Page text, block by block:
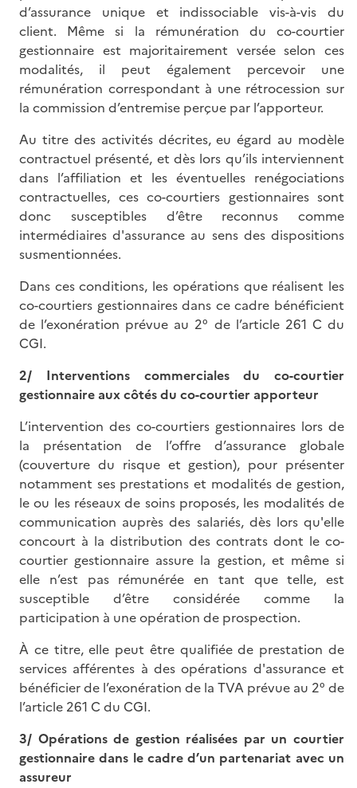
d’assurance unique et indissociable vis-à-vis du
client. Même si la rémunération du co-courtier
gestionnaire est majoritairement versée selon ces
modalités, il peut également percevoir une
rémunération correspondant à une rétrocession sur
la commission d’entremise perçue par l’apporteur.
Au titre des activités décrites, eu égard au modèle
contractuel présenté, et dès lors qu’ils interviennent
dans l’affiliation et les éventuelles renégociations
contractuelles, ces co-courtiers gestionnaires sont
donc susceptibles d’être reconnus comme
intermédiaires d'assurance au sens des dispositions
susmentionnées.
Dans ces conditions, les opérations que réalisent les
co-courtiers gestionnaires dans ce cadre bénéficient
de l’exonération prévue au 2° de l’article 261 C du
CGI.
2/ Interventions commerciales du co-courtier
gestionnaire aux côtés du co-courtier apporteur
L’intervention des co-courtiers gestionnaires lors de
la présentation de l’offre d’assurance globale
(couverture du risque et gestion), pour présenter
notamment ses prestations et modalités de gestion,
le ou les réseaux de soins proposés, les modalités de
communication auprès des salariés, dès lors qu'elle
concourt à la distribution des contrats dont le co-
courtier gestionnaire assure la gestion, et même si
elle n’est pas rémunérée en tant que telle, est
susceptible d’être considérée comme la
participation à une opération de prospection.
À ce titre, elle peut être qualifiée de prestation de
services afférentes à des opérations d'assurance et
bénéficier de l’exonération de la TVA prévue au 2° de
l’article 261 C du CGI.
3/ Opérations de gestion réalisées par un courtier
gestionnaire dans le cadre d’un partenariat avec un
assureur